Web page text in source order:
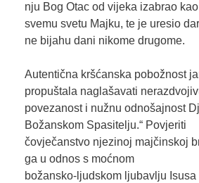
nju Bog Otac od vijeka izabrao
svemu svetu Majku, te je uresio
ne bijahu dani nikome drugome.
Autentična kršćanska pobožnost
propuštala naglašavati
povezanost i nužnu odnošajnost
Božanskom Spasitelju.“ Povjeriti
čovječanstvo njezinoj majčinskoj
ga u odnos s moćnom
božansko-ljudskom ljubavlju